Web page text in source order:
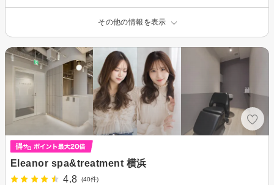
その他の情報を表示
Eleanor spa&treatment 横浜
4.8
(40件)